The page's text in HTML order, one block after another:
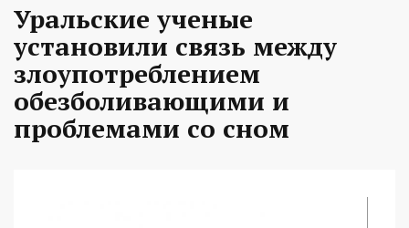
Уральские ученые
установили связь между
злоупотреблением
обезболивающими и
проблемами со сном